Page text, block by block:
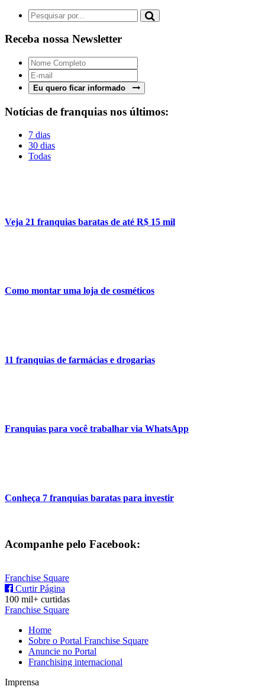
Receba nossa Newsletter
Eu quero ficar informado
Notícias de franquias nos últimos:
7 dias
30 dias
Todas
Veja 21 franquias baratas de até R$ 15 mil
Como montar uma loja de cosméticos
11 franquias de farmácias e drogarias
Franquias para você trabalhar via WhatsApp
Conheça 7 franquias baratas para investir
Acompanhe pelo Facebook:
Franchise Square
Curtir Página
100 mil+ curtidas
Franchise Square
Home
Sobre o Portal Franchise Square
Anuncie no Portal
Franchising internacional
Imprensa